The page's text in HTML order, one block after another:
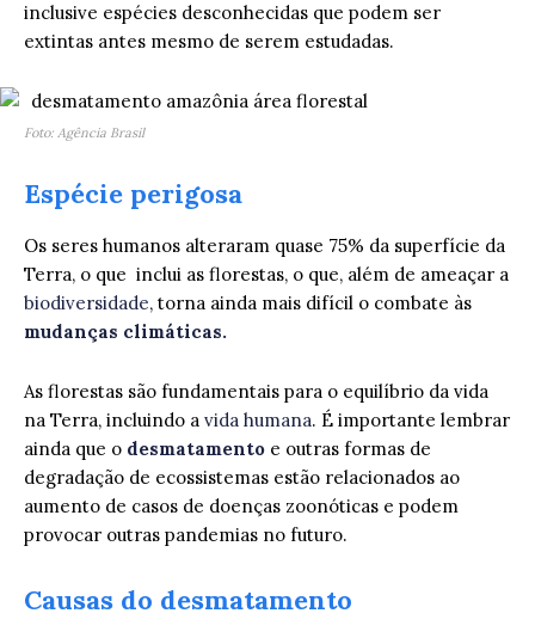
inclusive espécies desconhecidas que podem ser
extintas antes mesmo de serem estudadas.
Foto: Agência Brasil
Espécie perigosa
Os seres humanos alteraram quase 75% da superfície da
Terra, o que inclui as florestas, o que, além de ameaçar a
biodiversidade, torna ainda mais difícil o combate às
mudanças climáticas.
As florestas são fundamentais para o equilíbrio da vida
na Terra, incluindo a vida humana. É importante lembrar
ainda que o desmatamento e outras formas de
degradação de ecossistemas estão relacionados ao
aumento de casos de doenças zoonóticas e podem
provocar outras pandemias no futuro.
Causas do desmatamento